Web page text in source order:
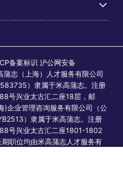
备案标识 沪公网安备
志（上海）人才服务有限公司
）隶属于米高蒲志。注册
号兴业太古汇二座18层，邮
企业管理咨询服务有限公司（公
）隶属于米高蒲志。注册
号兴业太古汇二座1801-1802
职位均由米高蒲志人才服务有